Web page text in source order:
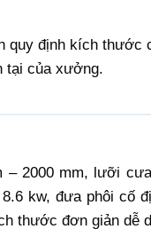
quy định kích thước
tại của xưởng.
– 2000 mm, lưỡi
kw, đưa phôi cố
thước đơn giản dễ